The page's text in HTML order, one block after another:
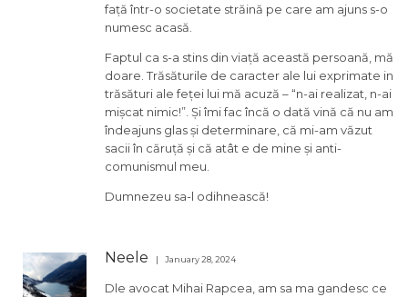
față într-o societate străină pe care am ajuns s-o
numesc acasă.
Faptul ca s-a stins din viață această persoană, mă
doare. Trăsăturile de caracter ale lui exprimate in
trăsături ale feței lui mă acuză – “n-ai realizat, n-ai
mișcat nimic!”. Și îmi fac încă o dată vină că nu am
îndeajuns glas și determinare, că mi-am văzut
sacii în căruță și că atât e de mine și anti-
comunismul meu.
Dumnezeu sa-l odihnească!
Neele January 28, 2024
Dle avocat Mihai Rapcea, am sa ma gandesc ce